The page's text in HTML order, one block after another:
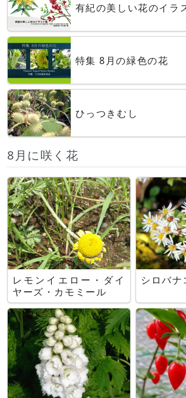
有紀の美しい花のイラ
特集 8月の緑色の花
ひっつきむし
8月に咲く花
レモンイエロー・ダイ
ヤーズ・カモミール
シロバナ